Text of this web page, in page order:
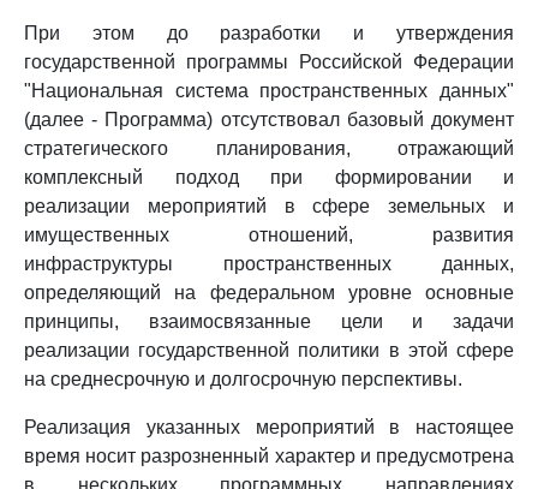
При этом до разработки и утверждения
государственной программы Российской Федерации
"Национальная система пространственных данных"
(далее - Программа) отсутствовал базовый документ
стратегического планирования, отражающий
комплексный подход при формировании и
реализации мероприятий в сфере земельных и
имущественных отношений, развития
инфраструктуры пространственных данных,
определяющий на федеральном уровне основные
принципы, взаимосвязанные цели и задачи
реализации государственной политики в этой сфере
на среднесрочную и долгосрочную перспективы.
Реализация указанных мероприятий в настоящее
время носит разрозненный характер и предусмотрена
в нескольких программных направлениях